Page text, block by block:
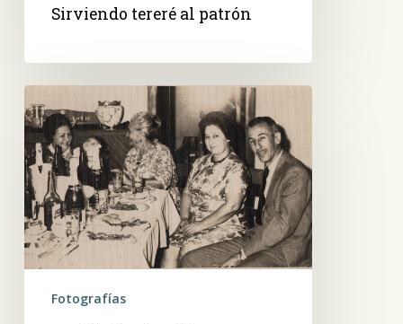
Sirviendo tereré al patrón
en
familia
Fotografías